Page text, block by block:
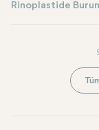
Rinoplastide Burun